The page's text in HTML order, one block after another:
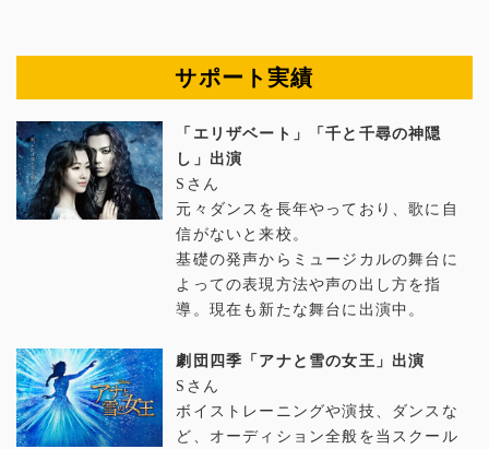
サポート実績
「エリザベート」「千と千尋の神隠
し」出演
Sさん
元々ダンスを長年やっており、歌に自
信がないと来校。
基礎の発声からミュージカルの舞台に
よっての表現方法や声の出し方を指
導。現在も新たな舞台に出演中。
劇団四季「アナと雪の女王」出演
Sさん
ボイストレーニングや演技、ダンスな
ど、オーディション全般を当スクール